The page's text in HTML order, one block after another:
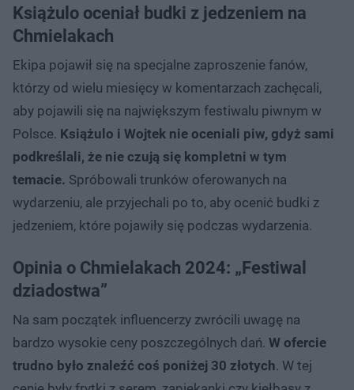
Książulo oceniał budki z jedzeniem na
Chmielakach
Ekipa pojawił się na specjalne zaproszenie fanów,
którzy od wielu miesięcy w komentarzach zachęcali,
aby pojawili się na największym festiwalu piwnym w
Polsce. Książulo i Wojtek nie oceniali piw, gdyż sami
podkreślali, że nie czują się kompletni w tym
temacie. Spróbowali trunków oferowanych na
wydarzeniu, ale przyjechali po to, aby ocenić budki z
jedzeniem, które pojawiły się podczas wydarzenia.
Opinia o Chmielakach 2024: „Festiwal
dziadostwa”
Na sam początek influencerzy zwrócili uwagę na
bardzo wysokie ceny poszczególnych dań. W ofercie
trudno było znaleźć coś poniżej 30 złotych. W tej